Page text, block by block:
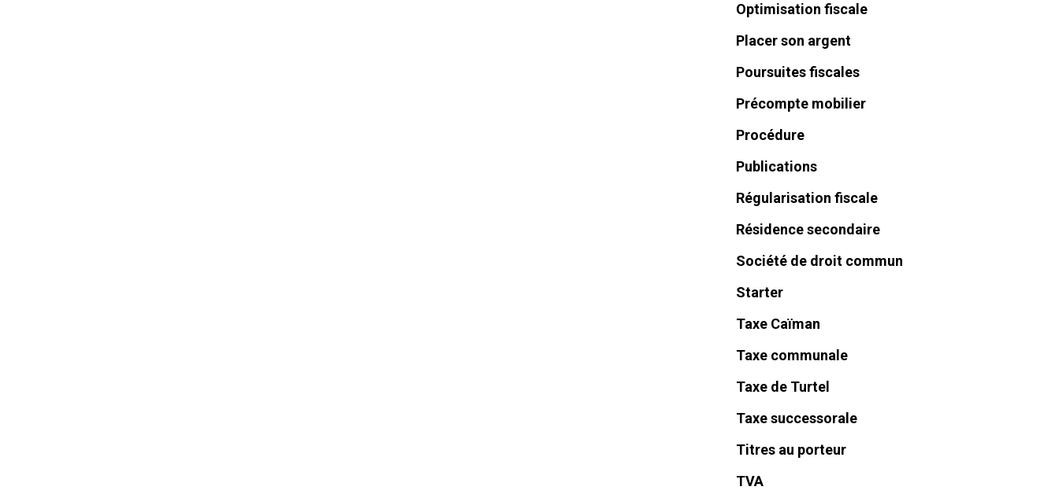
Optimisation fiscale
Placer son argent
Poursuites fiscales
Précompte mobilier
Procédure
Publications
Régularisation fiscale
Résidence secondaire
Société de droit commun
Starter
Taxe Caïman
Taxe communale
Taxe de Turtel
Taxe successorale
Titres au porteur
TVA